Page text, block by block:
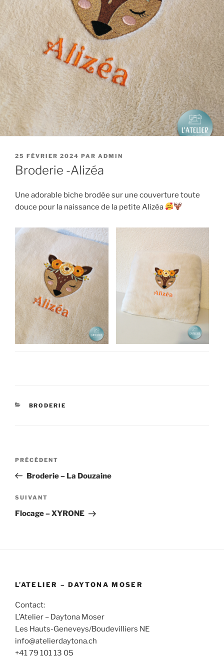
PUBLIÉ
LE
25 FÉVRIER 2024 PAR ADMIN
Broderie -Alizéa
Une adorable biche brodée sur une couverture toute
douce pour la naissance de la petite Alizéa
CATÉGORIES
BRODERIE
Navigation
l’article
Article
précédent
PRÉCÉDENT
Broderie – La Douzaine
Article
suivant
SUIVANT
Flocage – XYRONE
L’ATELIER – DAYTONA MOSER
Contact:
L’Atelier – Daytona Moser
Les Hauts-Geneveys/Boudevilliers NE
info@atelierdaytona.ch
+41 79 101 13 05